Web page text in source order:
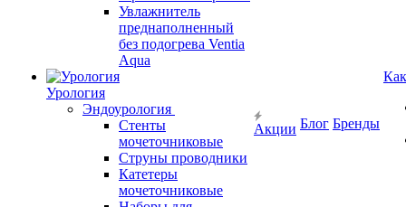
Увлажнитель
преднаполненный
без подогрева Ventia
Aqua
Урология
Эндоурология
Стенты
мочеточниковые
Струны проводники
Катетеры
мочеточниковые
Акции Блог Бренды